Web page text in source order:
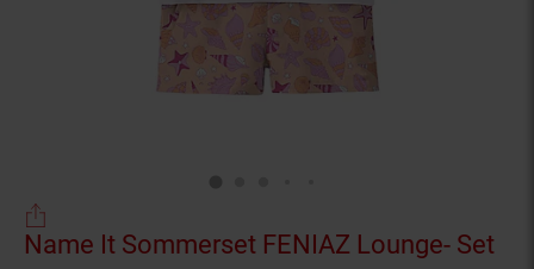
Name It Sommerset FENIAZ Lounge- Set